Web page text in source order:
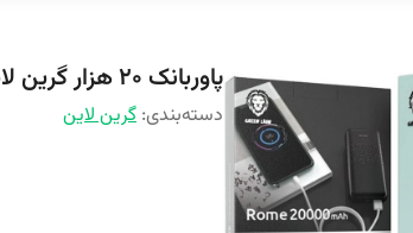
پاوربانک 20 هزار گرین لاین مدل ROME 20K ( گارانتی 6 ماهه )
دسته‌بندی: گرین لاین